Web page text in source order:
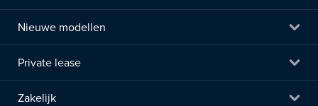
Nieuwe modellen
Private lease
Zakelijk